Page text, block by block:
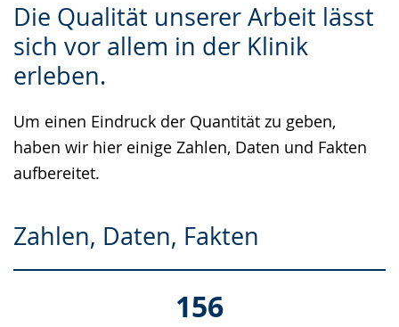
Die Qualität unserer Arbeit lässt
sich vor allem in der Klinik
erleben.
Um einen Eindruck der Quantität zu geben,
haben wir hier einige Zahlen, Daten und Fakten
aufbereitet.
Leichten
Sprache
wechseln.
Audio-
Unterstützung.
Video
in
Deutscher
wird
angezeigt.
Zahlen, Daten, Fakten
156